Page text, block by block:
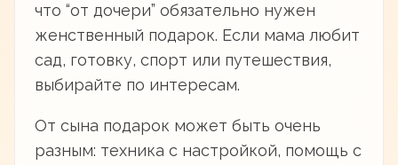
что “от дочери” обязательно нужен
женственный подарок. Если мама любит
сад, готовку, спорт или путешествия,
выбирайте по интересам.
От сына подарок может быть очень
разным: техника с настройкой, помощь с